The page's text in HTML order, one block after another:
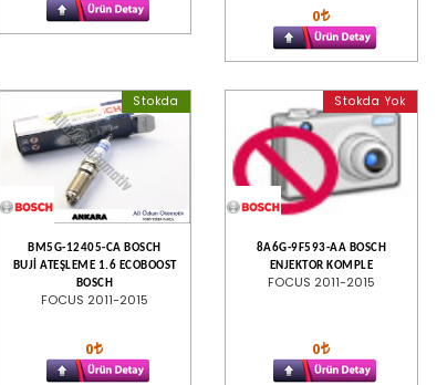
0
Stokda
BM5G-12405-CA BOSCH
BUJİ ATEŞLEME 1.6 ECOBOOST
BOSCH
FOCUS 2011-2015
0
Stokda Yok
8A6G-9F593-AA BOSCH
ENJEKTOR KOMPLE
FOCUS 2011-2015
0